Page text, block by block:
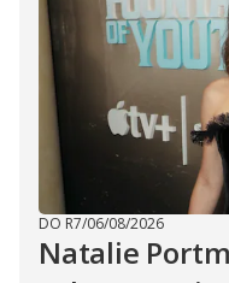
DO R7/06/08/2026
Natalie